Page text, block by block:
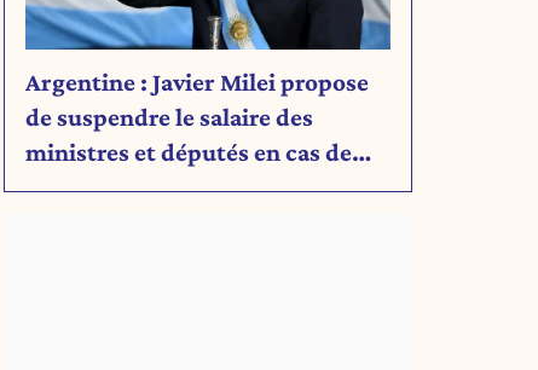
Argentine : Javier Milei propose
de suspendre le salaire des
ministres et députés en cas de
déficit budgétaire